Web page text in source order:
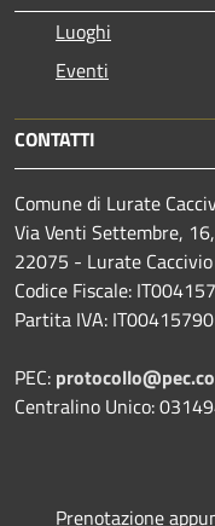
Luoghi
Eventi
CONTATTI
Comune di Lurate
Via Venti Settembre,
22075 - Lurate Caccivio
Codice Fiscale:
Partita IVA:
PEC:
Centralino Unico:
Prenotazione